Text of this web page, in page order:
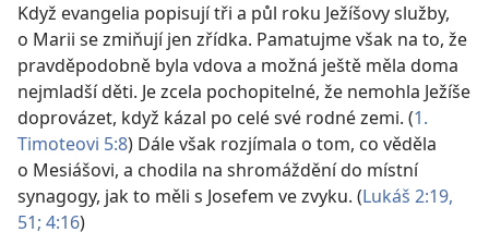
Když evangelia popisují tři a půl roku Ježíšovy služby,
o Marii se zmiňují jen zřídka. Pamatujme však na to, že
pravděpodobně byla vdova a možná ještě měla doma
nejmladší děti. Je zcela pochopitelné, že nemohla Ježíše
doprovázet, když kázal po celé své rodné zemi. (1.
Timoteovi 5:8) Dále však rozjímala o tom, co věděla
o Mesiášovi, a chodila na shromáždění do místní
synagogy, jak to měli s Josefem ve zvyku. (Lukáš 2:19,
51; 4:16)